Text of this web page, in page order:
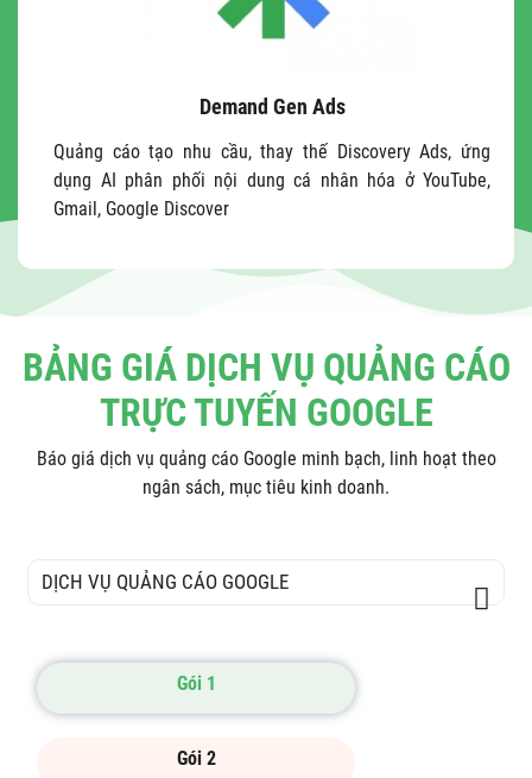
Demand Gen Ads
Quảng cáo tạo nhu cầu, thay thế Discovery Ads, ứng
dụng AI phân phối nội dung cá nhân hóa ở YouTube,
Gmail, Google Discover
BẢNG GIÁ DỊCH VỤ QUẢNG CÁO
TRỰC TUYẾN GOOGLE
Báo giá dịch vụ quảng cáo Google minh bạch, linh hoạt theo
ngân sách, mục tiêu kinh doanh.
DỊCH VỤ QUẢNG CÁO GOOGLE
Gói 1
Gói 2